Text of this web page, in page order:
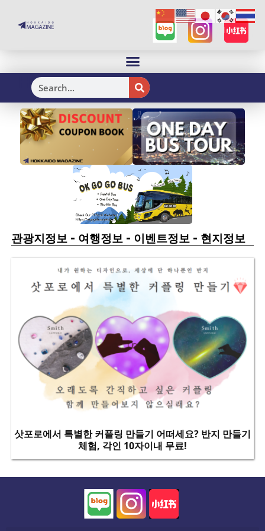
H
관광지정보- 여행정보- 이벤트정보- 현지정보
삿포로에서 특별한 커플링 만들기 어떠세요? 반지 만들기
체험, 각인 10자이내 무료!